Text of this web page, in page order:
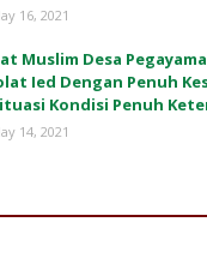
16, 2021
Muslim Desa
Ied Dengan Penuh
Kondisi Penuh
14, 2021